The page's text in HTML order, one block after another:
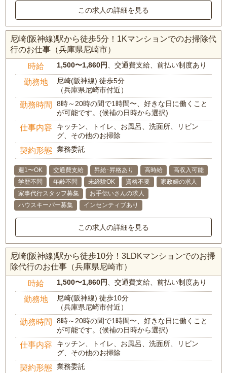
この求人の詳細を見る
尼崎(阪神線)駅から徒歩5分！1Kマンションでのお掃除代
行のお仕事（兵庫県尼崎市）
時給 1,500〜1,860円、交通費支給、前払い制度あり
勤務地
尼崎(阪神線) 徒歩5分
（兵庫県尼崎市付近）
勤務時間
8時～20時の間で1時間〜、好きな日に働くこと
が可能です。(候補の日時から選択)
仕事内容
キッチン、トイレ、お風呂、洗面所、リビン
グ、その他のお掃除
契約形態 業務委託
週1〜OK 交通費支給 昇給･昇格あり 高時給
高収入可能
学歴不問
年齢不問 未経験OK 資格不要
家政婦の求人
家事代行スタッフ募集
お手伝いさんの求人
ハウスキーパー募集
インセンティブあり
この求人の詳細を見る
尼崎(阪神線)駅から徒歩10分！3LDKマンションでのお掃
除代行のお仕事（兵庫県尼崎市）
時給 1,500〜1,860円、交通費支給、前払い制度あり
勤務地
尼崎(阪神線) 徒歩10分
（兵庫県尼崎市付近）
勤務時間
8時～20時の間で1時間〜、好きな日に働くこと
が可能です。(候補の日時から選択)
仕事内容
キッチン、トイレ、お風呂、洗面所、リビン
グ、その他のお掃除
契約形態 業務委託